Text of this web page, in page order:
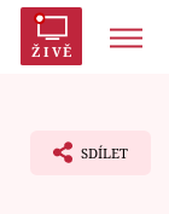
ŽIVĚ
SDÍLET